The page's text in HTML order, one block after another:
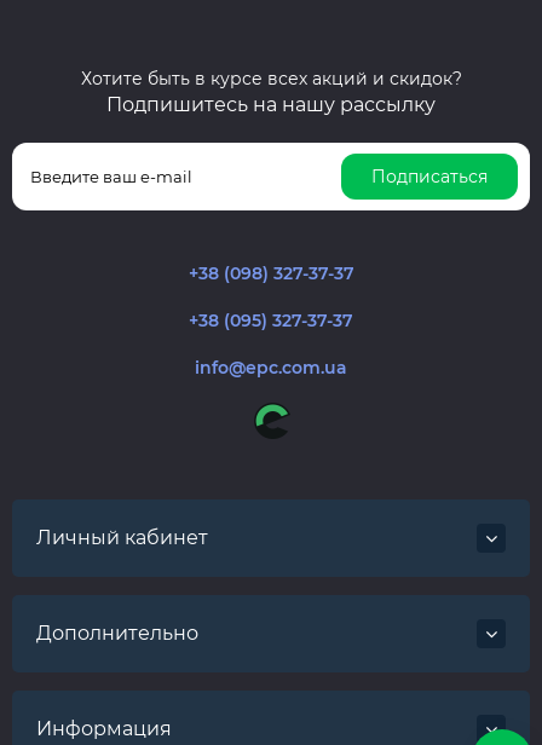
Хотите быть в курсе всех акций и скидок?
Подпишитесь на нашу рассылку
Подписаться
+38 (098) 327-37-37
+38 (095) 327-37-37
info@epc.com.ua
Личный кабинет
Дополнительно
Информация